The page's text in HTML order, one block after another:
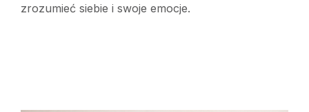
zrozumieć siebie i swoje emocje.